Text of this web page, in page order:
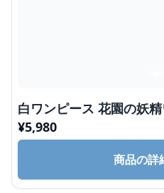
白ワンピース 花園の妖
¥5,980
商品の詳